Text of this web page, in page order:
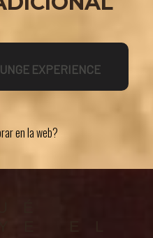
EXPERIENCE
en la web?